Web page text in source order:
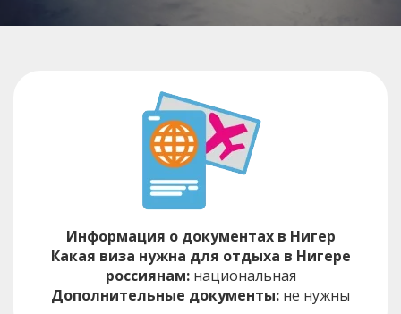
Информация о документах в Нигер
Какая виза нужна для отдыха в Нигере
россиянам:национальная
Дополнительные документы: не нужны